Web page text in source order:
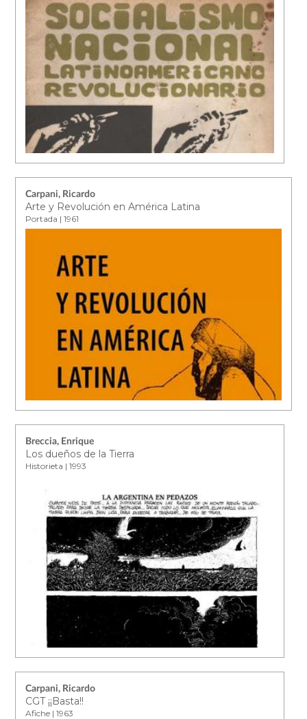
Carpani, Ricardo
Arte y Revolución en América Latina
Portada | 1961
Breccia, Enrique
Los dueños de la Tierra
Historieta | 1993
Carpani, Ricardo
CGT ¡¡Basta!!
Afiche | 1963